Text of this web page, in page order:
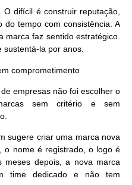
difícil é construir reputação,
do tempo com consistência. A
marca faz sentido estratégico.
sustentá-la por anos.
comprometimento
empresas não foi escolher o
sem critério e sem
sugere criar uma marca nova
o nome é registrado, o logo é
meses depois, a nova marca
time dedicado e não tem